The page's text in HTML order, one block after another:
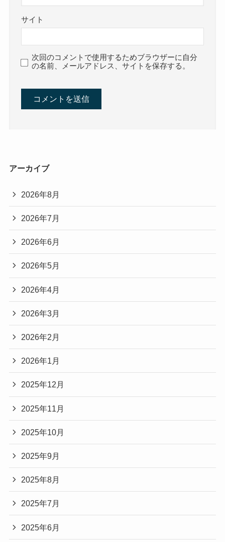
サイト
次回のコメントで使用するためブラウザーに自分
の名前、メールアドレス、サイトを保存する。
アーカイブ
2026年8月
2026年7月
2026年6月
2026年5月
2026年4月
2026年3月
2026年2月
2026年1月
2025年12月
2025年11月
2025年10月
2025年9月
2025年8月
2025年7月
2025年6月